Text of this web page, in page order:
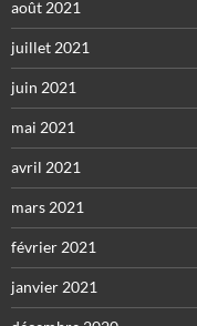
août 2021
juillet 2021
juin 2021
mai 2021
avril 2021
mars 2021
février 2021
janvier 2021